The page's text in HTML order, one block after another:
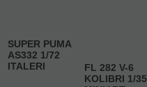
SUPER PUMA
AS332 1/72
ITALERI
FL 282 V-6
KOLIBRI 1/35